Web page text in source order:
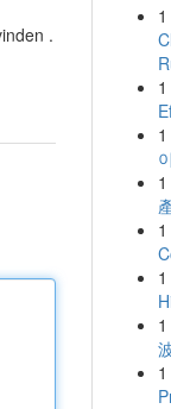
.
1
1
1
1
1
1
1
1